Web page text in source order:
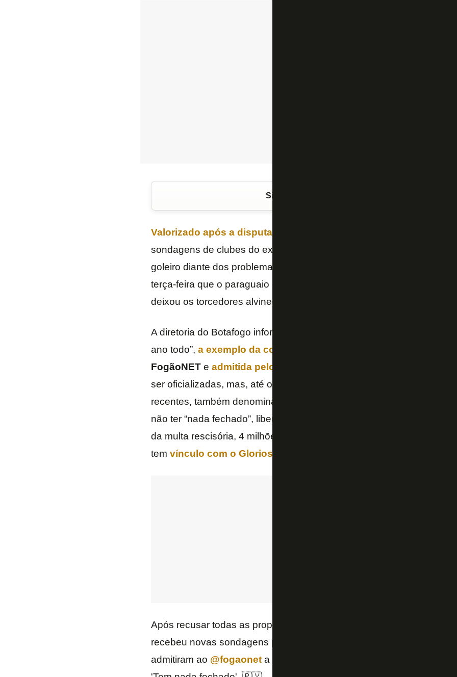
Siga o FogãoNET
Valorizado após a disputa da
sondagens de clubes do exterior, e o
goleiro diante dos problemas financeiros. O site Resenha Alvinegra
terça-feira que o paraguaio estaria perto de ser negociado por R$
deixou os torcedores alvinegros apreensivos.
A diretoria do Botafogo informou ao
ano todo”, a exemplo da consulta feita pelo
FogãoNET e admitida pelo próprio atleta
ser oficializadas, mas, até o momento, “todas foram recusadas”. Nas
recentes, também denominadas como “mais fortes”, o clube deixou
não ter “nada fechado”, liberaria o arqueiro da seleção do Paraguai
da multa rescisória, 4 milhões de euros, aproximadamente
tem vínculo com o Glorioso até o fim de 2021
Após recusar todas as propostas apresentadas até a
recebeu novas sondagens pelo goleiro Gatito Fernández.
admitiram ao @fogaoneta possibilidade do paraguaio ser